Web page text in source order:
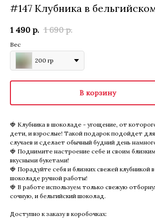
#147 Клубника в
1 490 р. 1 690 р.
Вес
200 гр
В корзину
🍓 Клубника в шоколаде - угощение, от
дети, и взрослые! Такой подарок подойдет для
случаев и сделает обычный будний день
🍓 Поднимите настроение себе и своим
вкусными букетами!
🍓 Порадуйте себя и близких свежей клубникой
шоколаде ручной работы!
🍓 В работе используем только свежую
сочную, и бельгийский шоколад.
Доступно к заказу в коробочках: